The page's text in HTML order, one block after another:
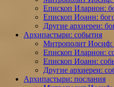
Епископ Иларион:
Епископ Иоанн:
Другие архиереи:
Архипастыри: события
Митрополит Иосиф:
Епископ Иларион:
Епископ Иоанн:
Другие архиереи:
Архипастыри: послания